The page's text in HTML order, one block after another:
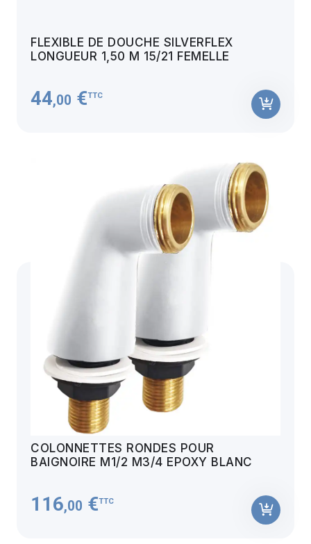
FLEXIBLE DE DOUCHE SILVERFLEX
LONGUEUR 1,50 M 15/21 FEMELLE
44,00 €TTC
COLONNETTES RONDES POUR
BAIGNOIRE M1/2 M3/4 EPOXY BLANC
116,00 €TTC